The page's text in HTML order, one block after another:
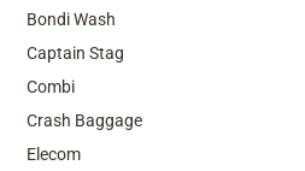
Bondi Wash
Captain Stag
Combi
Crash Baggage
Elecom